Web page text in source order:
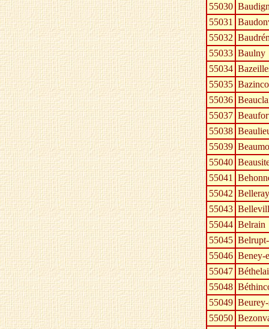
55030
55031
55032
55033 Baulny
55034
55035
55036
55037
55038
55039
55040
55041
55042 Belleray
55043
55044 Belrain
55045
55046 Beney-
55047
55048
55049
55050